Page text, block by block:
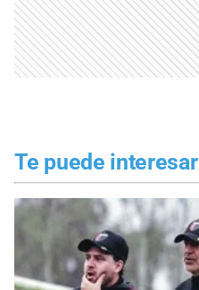
Te puede interesar